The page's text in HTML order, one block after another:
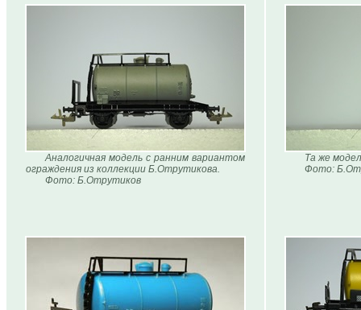
Аналогичная модель с ранним вариантом
ограждения из коллекции Б.Отрутикова.
Фото: Б.Отрутиков
Та же
Фото: